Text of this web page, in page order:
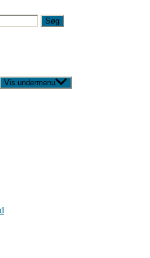
Vis undermenu